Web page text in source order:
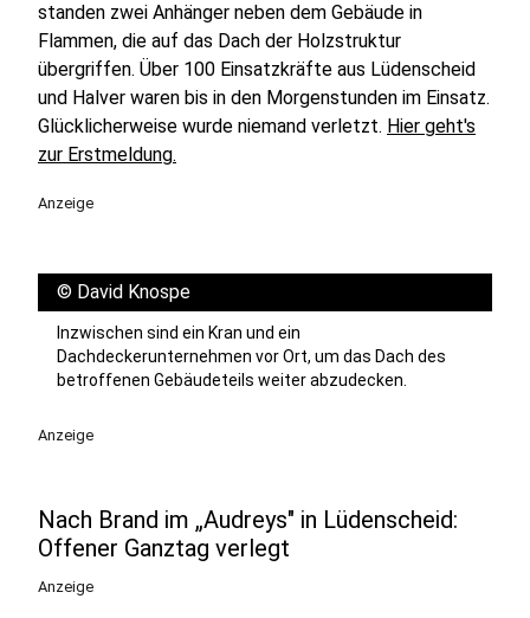
standen zwei Anhänger neben dem Gebäude in
Flammen, die auf das Dach der Holzstruktur
übergriffen. Über 100 Einsatzkräfte aus Lüdenscheid
und Halver waren bis in den Morgenstunden im Einsatz.
Glücklicherweise wurde niemand verletzt. Hier geht's
zur Erstmeldung.
Anzeige
© David Knospe
Inzwischen sind ein Kran und ein
Dachdeckerunternehmen vor Ort, um das Dach des
betroffenen Gebäudeteils weiter abzudecken.
Anzeige
Nach Brand im „Audreys" in Lüdenscheid:
Offener Ganztag verlegt
Anzeige